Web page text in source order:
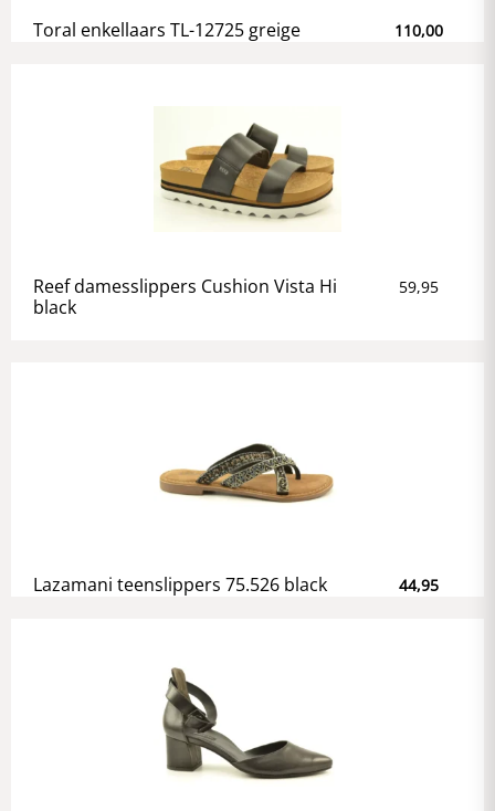
Toral enkellaars TL-12725 greige 110,00
Reef damesslippers Cushion Vista Hi
black
59,95
Lazamani teenslippers 75.526 black 44,95